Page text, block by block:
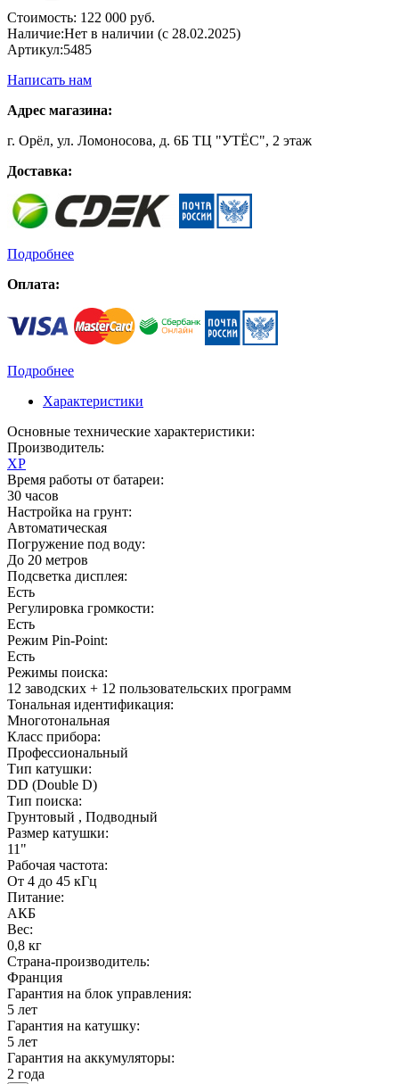
Стоимость: 122 000 руб.
Наличие:Нет в наличии (с 28.02.2025)
Артикул:5485
Написать нам
Адрес магазина:
г. Орёл, ул. Ломоносова, д. 6Б ТЦ "УТЁС", 2 этаж
Доставка:
Подробнее
Оплата:
Подробнее
Характеристики
Основные технические характеристики:
Производитель:
XP
Время работы от батареи:
30 часов
Настройка на грунт:
Автоматическая
Погружение под воду:
До 20 метров
Подсветка дисплея:
Есть
Регулировка громкости:
Есть
Режим Pin-Point:
Есть
Режимы поиска:
12 заводских + 12 пользовательских программ
Тональная идентификация:
Многотональная
Класс прибора:
Профессиональный
Тип катушки:
DD (Double D)
Тип поиска:
Грунтовый , Подводный
Размер катушки:
11"
Рабочая частота:
От 4 до 45 кГц
Питание:
АКБ
Вес:
0,8 кг
Страна-производитель:
Франция
Гарантия на блок управления:
5 лет
Гарантия на катушку:
5 лет
Гарантия на аккумуляторы:
2 года